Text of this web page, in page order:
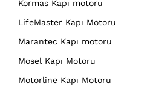
Kormas Kapı motoru
LifeMaster Kapı Motoru
Marantec Kapı motoru
Mosel Kapı Motoru
Motorline Kapı Motoru